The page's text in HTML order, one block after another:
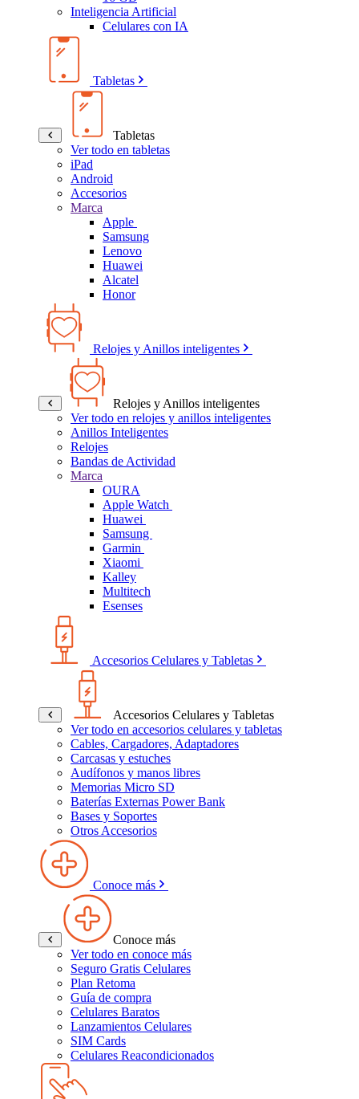
Inteligencia Artificial
Celulares con IA
Tabletas
Tabletas
Ver todo en tabletas
iPad
Android
Accesorios
Marca
Apple
Samsung
Lenovo
Huawei
Alcatel
Honor
Relojes y Anillos inteligentes
Relojes y Anillos inteligentes
Ver todo en relojes y anillos inteligentes
Anillos Inteligentes
Relojes
Bandas de Actividad
Marca
OURA
Apple Watch
Huawei
Samsung
Garmin
Xiaomi
Kalley
Multitech
Esenses
Accesorios Celulares y Tabletas
Accesorios Celulares y Tabletas
Ver todo en accesorios celulares y tabletas
Cables, Cargadores, Adaptadores
Carcasas y estuches
Audífonos y manos libres
Memorias Micro SD
Baterías Externas Power Bank
Bases y Soportes
Otros Accesorios
Conoce más
Conoce más
Ver todo en conoce más
Seguro Gratis Celulares
Plan Retoma
Guía de compra
Celulares Baratos
Lanzamientos Celulares
SIM Cards
Celulares Reacondicionados